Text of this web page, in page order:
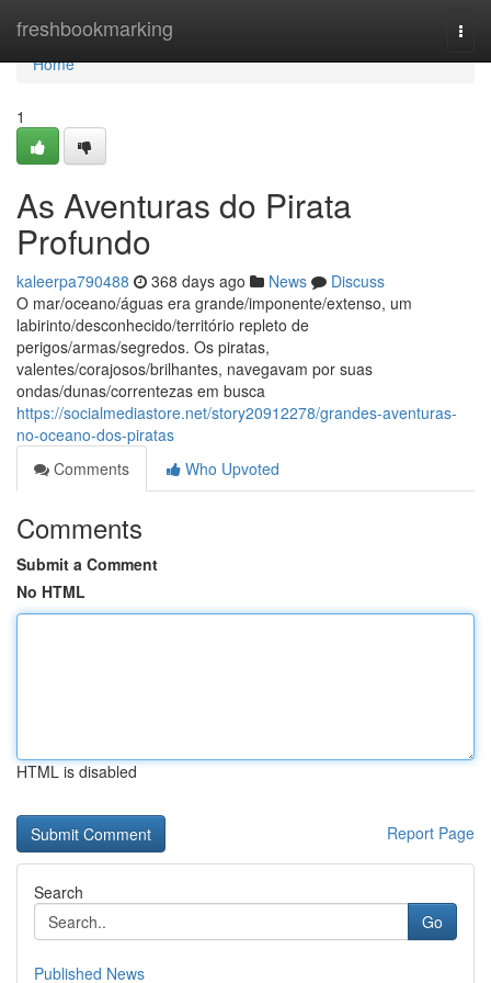
freshbookmarking
Home
Home
1
As Aventuras do Pirata
Profundo
kaleerpa790488 368 days ago News
Discuss
O mar/oceano/águas era grande/imponente/extenso, um
labirinto/desconhecido/território repleto de
perigos/armas/segredos. Os piratas,
valentes/corajosos/brilhantes, navegavam por suas
ondas/dunas/correntezas em busca
https://socialmediastore.net/story20912278/grandes-aventuras-
no-oceano-dos-piratas
Comments
Who Upvoted
Comments
Submit a Comment
No HTML
HTML is disabled
Report Page
Search
Go
Published News